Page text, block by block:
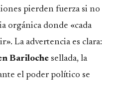
pierden fuerza si no
orgánica donde «cada
La advertencia es clara:
Bariloche sellada, la
el poder político se